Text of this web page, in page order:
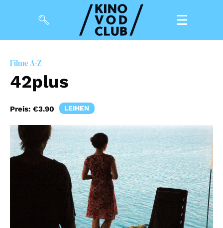
Magazin
Kuratierungen
Events
So geht’s
Filmpakete
Gutscheine
& Filmpässe
Filme A-Z
42plus
Preis: €3.90 LEIHEN